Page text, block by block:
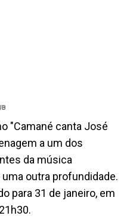
"Camané canta José
a um dos
da música
outra profundidade.
para 31 de janeiro, em